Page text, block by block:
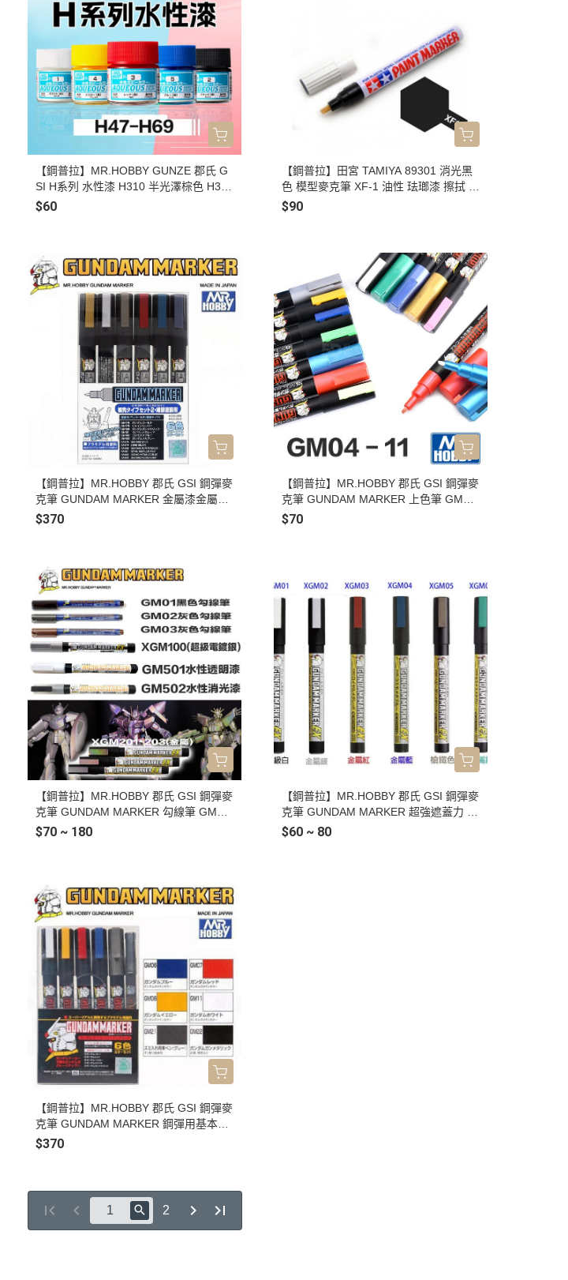
【鋼普拉】MR.HOBBY GUNZE 郡氏 G
SI H系列 水性漆 H310 半光澤棕色 H311
半光澤灰色 H313 半光澤黃色 H316 白
$60
【鋼普拉】田宮 TAMIYA 89301 消光黑
色 模型麥克筆 XF-1 油性 珐瑯漆 擦拭 分
色專用
$90
【鋼普拉】MR.HOBBY 郡氏 GSI 鋼彈麥
克筆 GUNDAM MARKER 金屬漆金屬色
6色 細頭 GMS126
$370
【鋼普拉】MR.HOBBY 郡氏 GSI 鋼彈麥
克筆 GUNDAM MARKER 上色筆 GM04
金色 GM05 銀色 GM06 藍色 GM07 紅
$70
【鋼普拉】MR.HOBBY 郡氏 GSI 鋼彈麥
克筆 GUNDAM MARKER 勾線筆 GM01
黑色 GM02 灰色 GM03 棕色 XGM100
$70 ~ 180
【鋼普拉】MR.HOBBY 郡氏 GSI 鋼彈麥
克筆 GUNDAM MARKER 超強遮蓋力 X
GM01 XGM02 XGM03 XGM04 XGM05
$60 ~ 80
【鋼普拉】MR.HOBBY 郡氏 GSI 鋼彈麥
克筆 GUNDAM MARKER 鋼彈用基本色
6色 GMS105
$370
2